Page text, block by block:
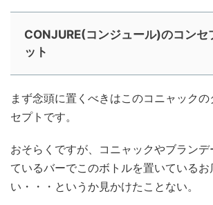
CONJURE(コンジュール)のコンセ
ット
まず念頭に置くべきはこのコニャック
セプトです。
おそらくですが、コニャックやブラン
ているバーでこのボトルを置いている
い・・・というか見かけたことない。